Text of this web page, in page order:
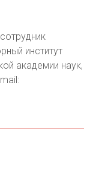
институт
академии наук,